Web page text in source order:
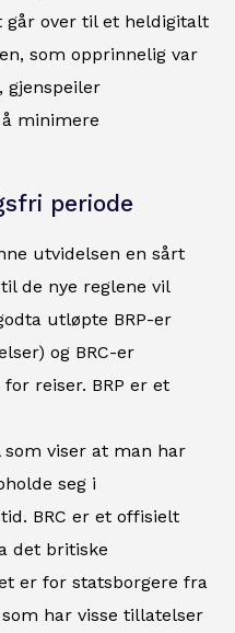
går over til et heldigitalt
som opprinnelig var
gjenspeiler
minimere
periode
utvidelsen en sårt
de nye reglene vil
utløpte BRP-er
og BRC-er
reiser. BRP er et
viser at man har
seg i
BRC er et offisielt
det britiske
er for statsborgere fra
har visse tillatelser